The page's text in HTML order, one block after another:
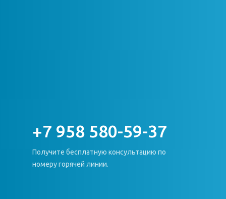
+7 958 580-59-37
Получите бесплатную консультацию по
номеру горячей линии.